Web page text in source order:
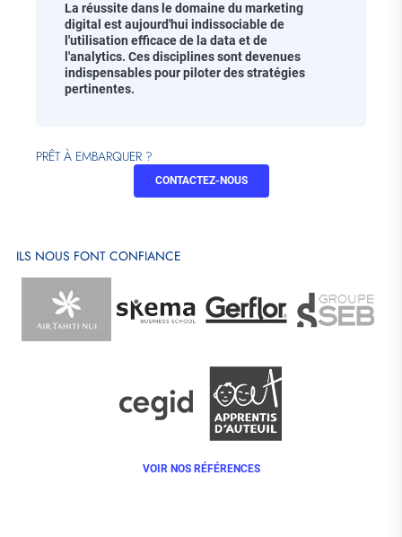
La réussite dans le domaine du marketing
digital est aujourd'hui indissociable de
l'utilisation efficace de la data et de
l'analytics. Ces disciplines sont devenues
indispensables pour piloter des stratégies
pertinentes.
PRÊT À EMBARQUER ?
CONTACTEZ-NOUS
ILS NOUS FONT CONFIANCE
VOIR NOS RÉFÉRENCES